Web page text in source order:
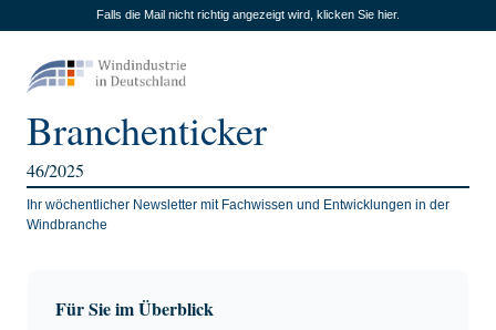
Falls die Mail nicht richtig angezeigt wird, klicken Sie hier.
Branchenticker
46/2025
Ihr wöchentlicher Newsletter mit Fachwissen und Entwicklungen in der
Windbranche
Für Sie im Überblick